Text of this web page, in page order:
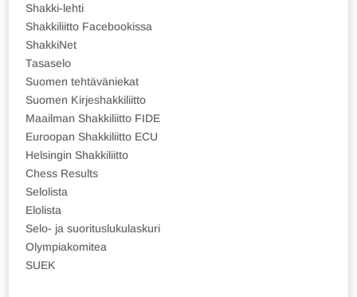
Shakki-lehti
Shakkiliitto Facebookissa
ShakkiNet
Tasaselo
Suomen tehtäväniekat
Suomen Kirjeshakkiliitto
Maailman Shakkiliitto FIDE
Euroopan Shakkiliitto ECU
Helsingin Shakkiliitto
Chess Results
Selolista
Elolista
Selo- ja suorituslukulaskuri
Olympiakomitea
SUEK